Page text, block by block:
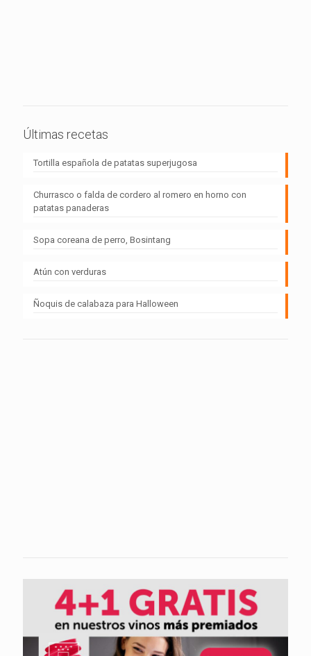
Últimas recetas
Tortilla española de patatas superjugosa
Churrasco o falda de cordero al romero en horno con
patatas panaderas
Sopa coreana de perro, Bosintang
Atún con verduras
Ñoquis de calabaza para Halloween